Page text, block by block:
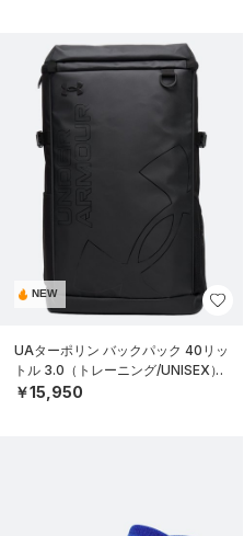
NEW
UAターポリン バックパック 40リッ
トル 3.0（トレーニング/UNISEX）
￥15,950